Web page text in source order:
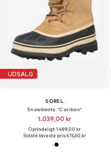
UDSALG
SOREL
Snowboots 'Caribou'
1.039,00 kr
Oprindeligt: 1.489,00 kr
Sidste laveste pris:415,60 kr